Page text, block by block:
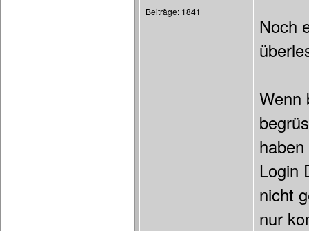
Beiträge: 1841
Noch
Wenn
Login
nicht
nur